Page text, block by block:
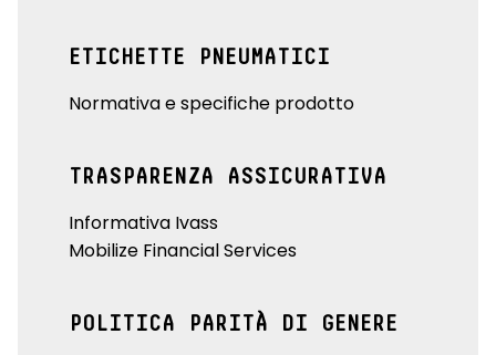
ETICHETTE PNEUMATICI
Normativa e specifiche prodotto
TRASPARENZA ASSICURATIVA
Informativa Ivass
Mobilize Financial Services
POLITICA PARITÀ DI GENERE